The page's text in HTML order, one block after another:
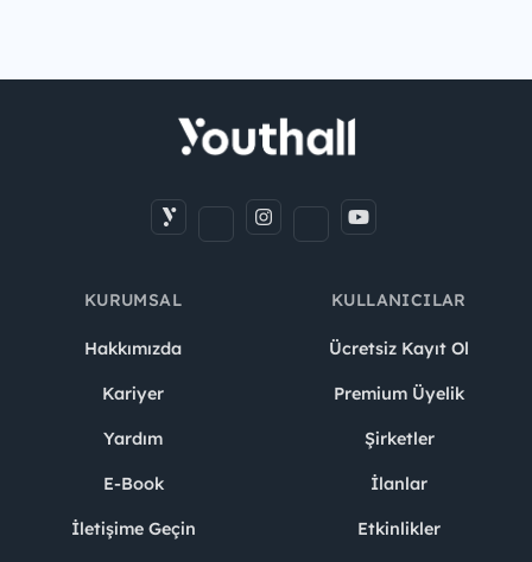
KURUMSAL
Hakkımızda
Kariyer
Yardım
E-Book
İletişime Geçin
KULLANICILAR
Ücretsiz Kayıt Ol
Premium Üyelik
Şirketler
İlanlar
Etkinlikler